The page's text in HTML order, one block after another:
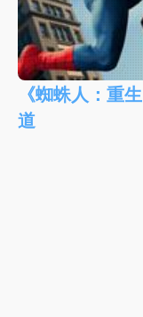
《蜘蛛人：重
道